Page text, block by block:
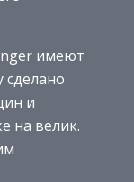
имеют
и
на велик.